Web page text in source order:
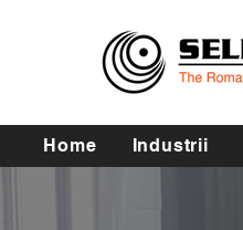
Home Industrii